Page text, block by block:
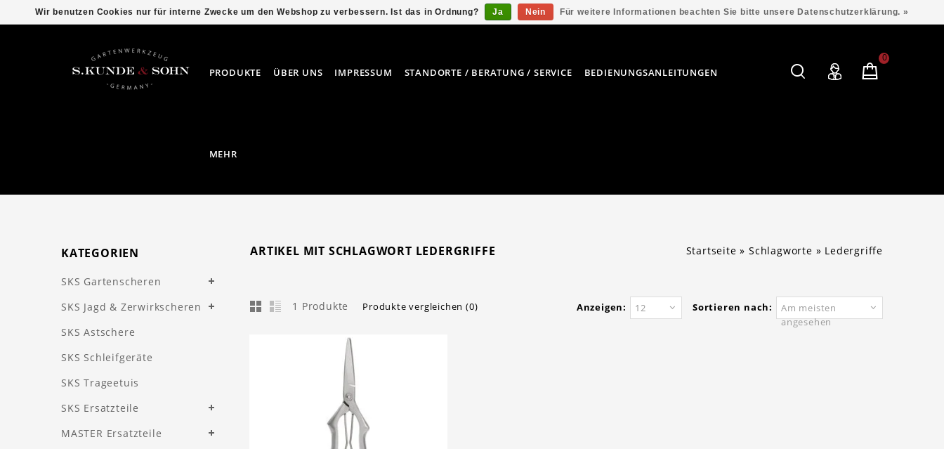
PRODUKTE ÜBER UNS IMPRESSUM STANDORTE / BERATUNG / SERVICE BEDIENUNGSANLEITUNGEN
MEHR
0
Startseite » Schlagworte » Ledergriffe
ARTIKEL MIT SCHLAGWORT LEDERGRIFFE
1 Produkte Produkte vergleichen (0) Sortieren nach:
Am meisten
angesehen
Anzeigen: 12
KATEGORIEN
SKS Gartenscheren
SKS Jagd & Zerwirkscheren
SKS Astschere
SKS Schleifgeräte
SKS Trageetuis
SKS Ersatzteile
MASTER Ersatzteile
Wir benutzen Cookies nur für interne Zwecke um den Webshop zu verbessern. Ist das in Ordnung? Ja Nein Für weitere Informationen beachten Sie bitte unsere Datenschutzerklärung. »